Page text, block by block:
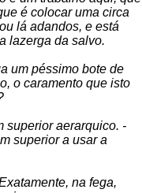
é colocar uma circa
lá adandos, e está
lazerga da salvo.
um péssimo bote de
o caramento que isto
superior aerarquico. -
superior a usar a
na fega,